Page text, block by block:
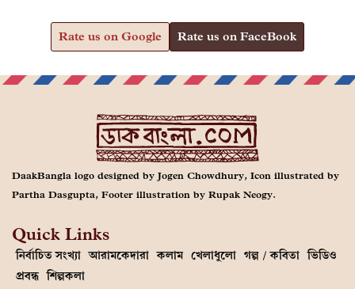
Rate us on Google Rate us on FaceBook
DaakBangla logo designed by Jogen Chowdhury, Icon illustrated by
Partha Dasgupta, Footer illustration by Rupak Neogy.
Quick Links
নির্বাচিত সংখ্যা আরামকেদারা কলাম খেলাধুলো গল্প / কবিতা ভিডিও
প্রবন্ধ শিল্পকলা